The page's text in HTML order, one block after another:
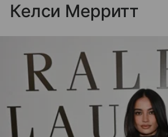
Келси Мерритт